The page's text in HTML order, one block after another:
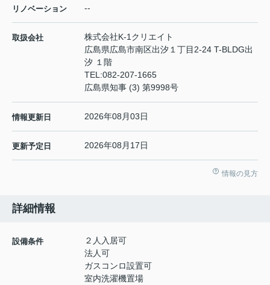
リノベーション --
取扱会社
株式会社K-1クリエイト
広島県広島市南区出汐１丁目2-24 T-BLDG出
汐 １階
TEL:082-207-1665
広島県知事 (3) 第9998号
情報更新日 2026年08月03日
更新予定日 2026年08月17日
情報の見方
詳細情報
設備条件
２人入居可
法人可
ガスコンロ設置可
室内洗濯機置場